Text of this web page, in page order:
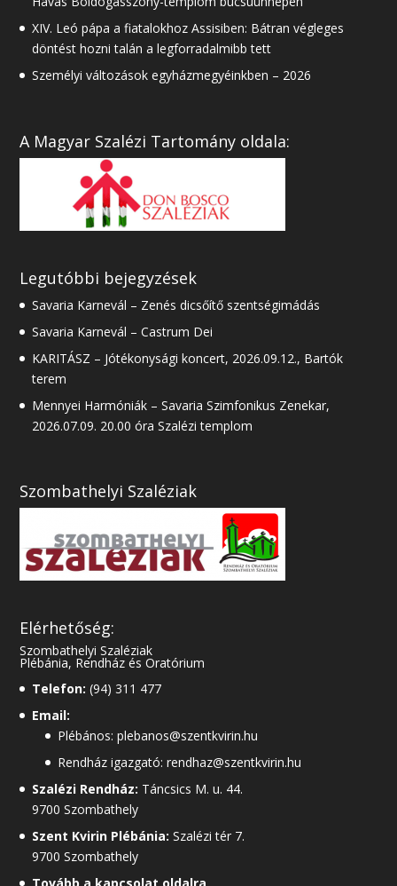
XIV. Leó pápa a fiatalokhoz Assisiben: Bátran végleges
döntést hozni talán a legforradalmibb tett
Személyi változások egyházmegyéinkben – 2026
A Magyar Szalézi Tartomány oldala:
Legutóbbi bejegyzések
Savaria Karnevál – Zenés dicsőítő szentségimádás
Savaria Karnevál – Castrum Dei
KARITÁSZ – Jótékonysági koncert, 2026.09.12., Bartók
terem
Mennyei Harmóniák – Savaria Szimfonikus Zenekar,
2026.07.09. 20.00 óra Szalézi templom
Szombathelyi Szaléziak
Elérhetőség:
Szombathelyi Szaléziak
Plébánia, Rendház és Oratórium
Telefon:(94) 311 477
Email:
Plébános: plebanos@szentkvirin.hu
Rendház igazgató: rendhaz@szentkvirin.hu
Szalézi Rendház: Táncsics M. u. 44.
9700 Szombathely
Szent Kvirin Plébánia: Szalézi tér 7.
9700 Szombathely